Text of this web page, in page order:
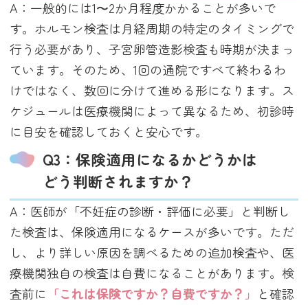
A：一般的には1〜2か月程度かかることが多いで
す。ホルモン検査は月経周期の特定のタイミングで
行う必要があり、子宮卵管造影検査も時期が決まっ
ています。そのため、1回の通院ですべて終わるわ
けではなく、数回に分けて進める形になります。ス
ケジュールは医療機関によって異なるため、初診時
に目安を確認しておくと安心です。
Q3：保険適用になるかどうかは
どう判断されますか？
A：医師が「不妊症の診断・評価に必要」と判断し
た検査は、保険適用になるケースが多いです。ただ
し、より詳しい原因を調べるための追加検査や、医
療機関独自の検査は自費になることがあります。検
査前に 「これは保険ですか？自費ですか？」
と確認